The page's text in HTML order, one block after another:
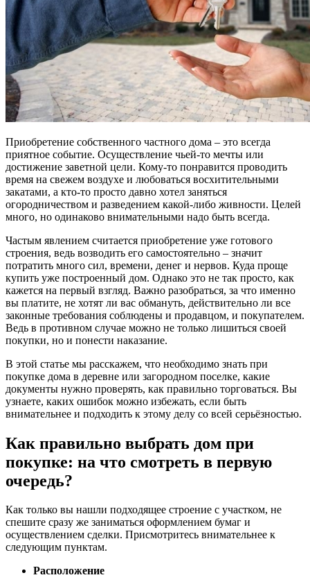
Приобретение собственного частного дома – это всегда
приятное событие. Осуществление чьей-то мечты или
достижение заветной цели. Кому-то понравится проводить
время на свежем воздухе и любоваться восхитительными
закатами, а кто-то просто давно хотел заняться
огородничеством и разведением какой-либо живности. Целей
много, но одинаково внимательными надо быть всегда.
Частым явлением считается приобретение уже готового
строения, ведь возводить его самостоятельно – значит
потратить много сил, времени, денег и нервов. Куда проще
купить уже построенный дом. Однако это не так просто, как
кажется на первый взгляд. Важно разобраться, за что именно
вы платите, не хотят ли вас обмануть, действительно ли все
законные требования соблюдены и продавцом, и покупателем.
Ведь в противном случае можно не только лишиться своей
покупки, но и понести наказание.
В этой статье мы расскажем, что необходимо знать при
покупке дома в деревне или загородном поселке, какие
документы нужно проверять, как правильно торговаться. Вы
узнаете, каких ошибок можно избежать, если быть
внимательнее и подходить к этому делу со всей серьёзностью.
Как правильно выбрать дом при
покупке: на что смотреть в первую
очередь?
Как только вы нашли подходящее строение с участком, не
спешите сразу же заниматься оформлением бумаг и
осуществлением сделки. Присмотритесь внимательнее к
следующим пунктам.
Расположение